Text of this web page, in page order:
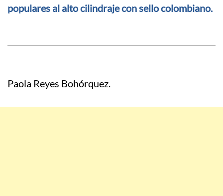
populares al alto cilindraje con sello colombiano.
Paola Reyes Bohórquez.